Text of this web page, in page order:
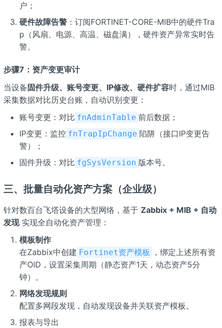
户；
硬件故障告警：订阅FORTINET-CORE-MIB中的硬件Tra
p（风扇、电源、高温、磁盘满），硬件资产异常实时告
警。
步骤7：资产变更审计
当设备 固件升级、账号变更、IP修改、硬件扩容时，通过MIB
采集数据对比历史台账，自动识别变更：
账号变更：对比 fnAdminTable 前后数据；
IP变更：监控 fnTrapIpChange 陷阱（接口IP变更告
警）；
固件升级：对比 fgSysVersion 版本号。
三、批量自动化资产方案（企业级）
针对数百台飞塔设备的大型网络，基于 Zabbix + MIB + 自动
发现实现全自动化资产管理：
模板制作
在Zabbix中创建 Fortinet资产模板
，绑定上述所有资
产OID，设置采集周期（静态资产1天，动态资产5分
钟）。
网络发现规则
配置多网段发现，自动发现设备并关联资产模板。
报表与导出